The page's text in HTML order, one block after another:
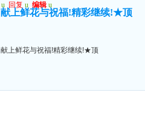
u 回复 u 编辑 u
献上鲜花与祝福!精彩继续!★顶
献上鲜花与祝福!精彩继续!★顶